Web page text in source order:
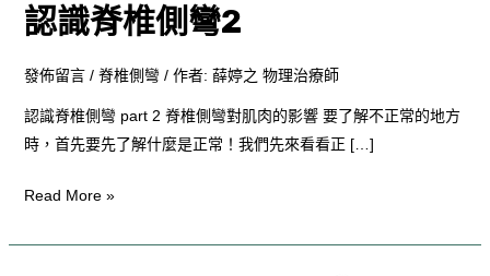
認識脊椎側彎2
發佈留言 / 脊椎側彎 / 作者: 薛婷之 物理治療師
認識脊椎側彎 part 2 脊椎側彎對肌肉的影響 要了解不正常的地方
時，首先要先了解什麼是正常！我們先來看看正 […]
Read More »